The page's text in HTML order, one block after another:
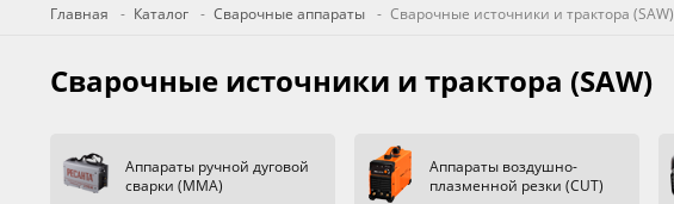
Главная Каталог Сварочные аппараты Сварочные источники и трактора (SAW)
Сварочные источники и трактора (SAW)
Аппараты ручной дуговой
сварки (MMA)
Аппараты воздушно-
плазменной резки (CUT)